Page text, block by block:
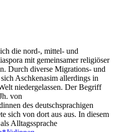
die nord-, mittel- und
mit gemeinsamer religiöser
Durch diverse Migrations- und
Aschkenasim allerdings in
niedergelassen. Der Begriff
von
des deutschsprachigen
sich von dort aus aus. In diesem
Alltagssprache